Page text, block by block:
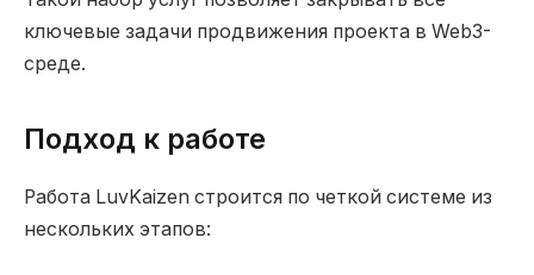
ключевые задачи продвижения проекта в Web3-
среде.
Подход к работе
Работа LuvKaizen строится по четкой системе из
нескольких этапов: